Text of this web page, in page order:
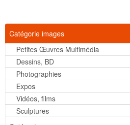
Catégorie images
Petites Œuvres Multimédia
Dessins, BD
Photographies
Expos
Vidéos, films
Sculptures